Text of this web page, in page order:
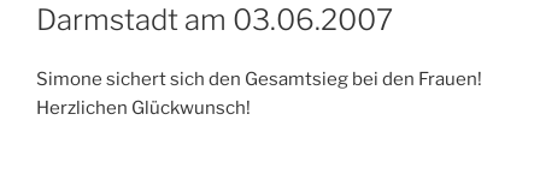
Darmstadt am 03.06.2007
Simone sichert sich den Gesamtsieg bei den Frauen!
Herzlichen Glückwunsch!